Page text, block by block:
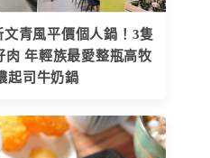
青風平價個人鍋！3隻
肉 年輕族最愛整瓶高牧
起司牛奶鍋